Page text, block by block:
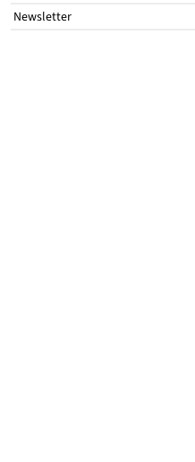
Newsletter